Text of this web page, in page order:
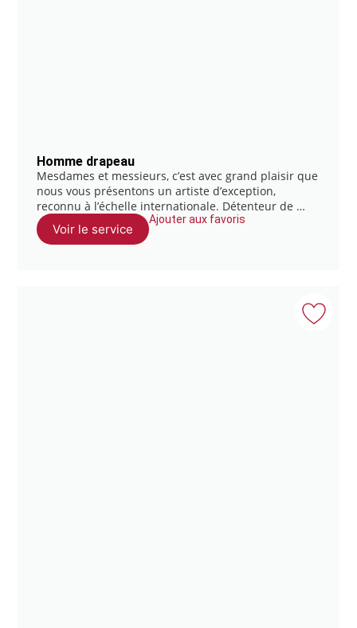
Homme drapeau
Mesdames et messieurs, c’est avec grand plaisir que
nous vous présentons un artiste d’exception,
reconnu à l’échelle internationale. Détenteur de …
Voir le service
Ajouter aux favoris